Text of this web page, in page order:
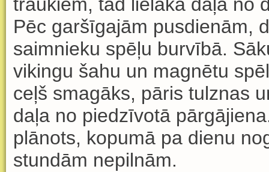
traukiem, tad lielākādaļa no
Pēc garšīgajām pusdienām,
saimnieku spēļu burvībā. Sā
vikingu šahu un magnētu spē
ceļš smagāks, pāris tulznas
daļa no piedzīvotāpārgā
plānots, kopumāpa dienu
stundām nepilnām.